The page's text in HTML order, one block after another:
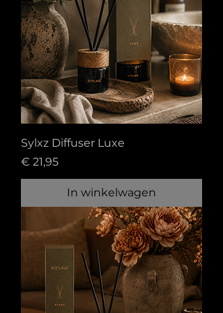
Sylxz Diffuser Luxe
Prijs
€ 21,95
In winkelwagen